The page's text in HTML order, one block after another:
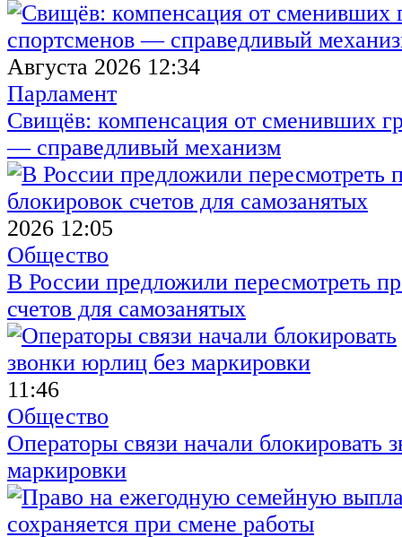
Августа 2026 12:34
Парламент
Свищёв: компенсация от сменивших
— справедливый механизм
2026 12:05
Общество
В России предложили пересмотреть
счетов для самозанятых
11:46
Общество
Операторы связи начали блокировать
маркировки